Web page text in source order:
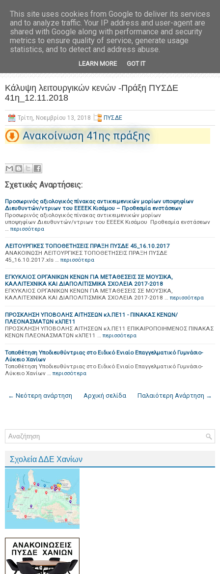
Κάλυψη λειτουργικών κενών -Πράξη ΠΥΣΔΕ
41η_12.11.2018
Τρίτη, Νοεμβρίου 13, 2018 ΠΥΣΔΕ
Ανακοίνωση 41ης πράξης
Σχετικές Αναρτήσεις:
Προσωρινός αξιολογικός πίνακας αντικειμενικών μορίων υποψηφίων
Διευθυντών/ντριων του ΕΕΕΕΚ Κισάμου – Προθεσμία ενστάσεων
Προσωρινός αξιολογικός πίνακας αντικειμενικών μορίων
υποψηφίων Διευθυντών/ντριων του ΕΕΕΕΚ Κισάμου Προθεσμία ενστάσεων
… περισσότερα
ΛΕΙΤΟΥΡΓΙΚΕΣ ΤΟΠΟΘΕΤΗΣΕΙΣ ΠΡΑΞΗ ΠΥΣΔΕ 45_16.10.2017
ΑΝΑΚΟΙΝΩΣΗ ΛΕΙΤΟΥΡΓΙΚΕΣ ΤΟΠΟΘΕΤΗΣΕΙΣ ΠΡΑΞΗ ΠΥΣΔΕ
45_16.10.2017.xls … περισσότερα
ΕΓΚΥΚΛΙΟΣ ΟΡΓΑΝΙΚΩΝ ΚΕΝΩΝ ΓΙΑ ΜΕΤΑΘΕΣΕΙΣ ΣΕ ΜΟΥΣΙΚΑ,
ΚΑΛΛΙΤΕΧΝΙΚΑ ΚΑΙ ΔΙΑΠΟΛΙΤΙΣΜΙΚΑ ΣΧΟΛΕΙΑ 2017-2018
ΕΓΚΥΚΛΙΟΣ ΟΡΓΑΝΙΚΩΝ ΚΕΝΩΝ ΓΙΑ ΜΕΤΑΘΕΣΕΙΣ ΣΕ ΜΟΥΣΙΚΑ,
ΚΑΛΛΙΤΕΧΝΙΚΑ ΚΑΙ ΔΙΑΠΟΛΙΤΙΣΜΙΚΑ ΣΧΟΛΕΙΑ 2017-2018 … περισσότερα
ΠΡΟΣΚΛΗΣΗ ΥΠΟΒΟΛΗΣ ΑΙΤΗΣΕΩΝ κλ.ΠΕ11 - ΠΙΝΑΚΑΣ ΚΕΝΩΝ/
ΠΛΕΟΝΑΣΜΑΤΩΝ κλΠΕ11
ΠΡΟΣΚΛΗΣΗ ΥΠΟΒΟΛΗΣ ΑΙΤΗΣΕΩΝ κλ.ΠΕ11 ΕΠΙΚΑΙΡΟΠΟΙΗΜΕΝΟΣ ΠΙΝΑΚΑΣ
ΚΕΝΩΝ ΠΛΕΟΝΑΣΜΑΤΩΝ κλΠΕ11 … περισσότερα
Τοποθέτηση Υποδιευθύντριας στο Ειδικό Ενιαίο Επαγγελματικό Γυμνάσιο-
Λύκειο Χανίων
Τοποθέτηση Υποδιευθύντριας στο Ειδικό Ενιαίο Επαγγελματικό Γυμνάσιο-
Λύκειο Χανίων … περισσότερα
← Νεότερη ανάρτηση Παλαιότερη Ανάρτηση →
Αρχική σελίδα
Σχολεία ΔΔΕ Χανίων
This site uses cookies from Google to deliver its services
and to analyze traffic. Your IP address and user-agent are
shared with Google along with performance and security
metrics to ensure quality of service, generate usage
statistics, and to detect and address abuse.
LEARN MORE GOT IT